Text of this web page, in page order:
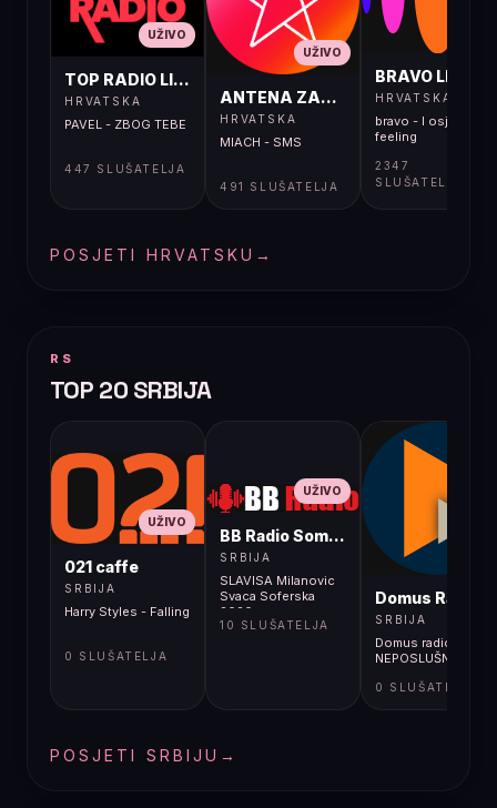
UŽIVO
TOP RADIO LIVE
HRVATSKA
PAVEL - ZBOG TEBE
447 SLUŠATELJA
UŽIVO
ANTENA ZAGREB LIVE
HRVATSKA
MIACH - SMS
491 SLUŠATELJA
BRAVO LIVE
HRVATSKA
bravo - I osjećaj i
feeling
2347
SLUŠATELJA
POSJETI HRVATSKU →
RS
TOP 20 SRBIJA
UŽIVO
021 caffe
SRBIJA
Harry Styles - Falling
0 SLUŠATELJA
UŽIVO
BB Radio Sombor
SRBIJA
SLAVISA Milanovic
Svaca Soferska
2020
10 SLUŠATELJA
Domus Radio
SRBIJA
Domus radio -
NEPOSLUŠNI
0 SLUŠATELJA
POSJETI SRBIJU →